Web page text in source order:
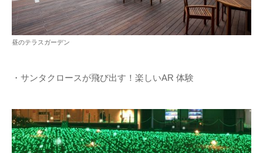
昼のテラスガーデン
・サンタクロースが飛び出す！楽しいAR 体験